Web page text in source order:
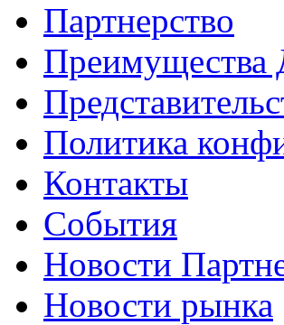
Партнерство
Политика
Контакты
События
Новости
Новости рынка